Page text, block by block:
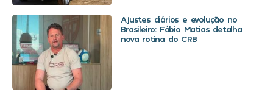
Ajustes diários e evolução no
Brasileiro: Fábio Matias detalha
nova rotina do CRB